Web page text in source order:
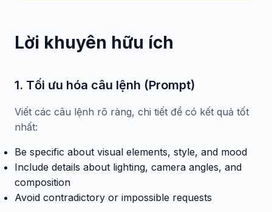
Lời khuyên hữu ích
1. Tối ưu hóa câu lệnh (Prompt)
Viết các câu lệnh rõ ràng, chi tiết để có kết quả tốt
nhất:
Be specific about visual elements, style, and mood
Include details about lighting, camera angles, and
composition
Avoid contradictory or impossible requests